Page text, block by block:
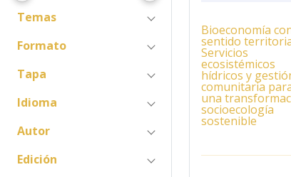
Temas
Formato
Tapa
Idioma
Autor
Edición
Bioeconomía
sentido
Servicios
ecosistémicos
hídricos y
comunitaria
una
socioecología
sostenible